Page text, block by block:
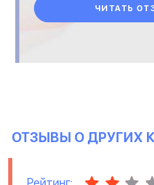
ЧИТАТЬ
ОТЗЫВЫ О ДРУГИХ